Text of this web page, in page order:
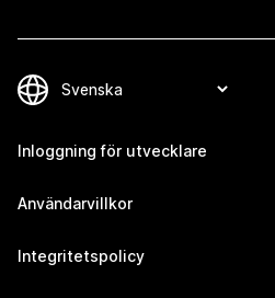
Inloggning för utvecklare
Användarvillkor
Integritetspolicy